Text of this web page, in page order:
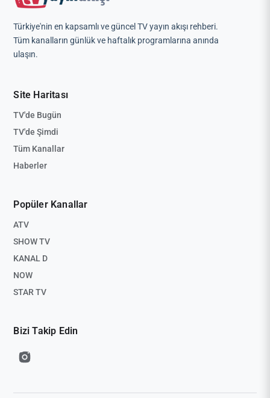
Türkiye'nin en kapsamlı ve güncel TV yayın akışı rehberi.
Tüm kanalların günlük ve haftalık programlarına anında
ulaşın.
Site Haritası
TV'de Bugün
TV'de Şimdi
Tüm Kanallar
Haberler
Popüler Kanallar
ATV
SHOW TV
KANAL D
NOW
STAR TV
Bizi Takip Edin